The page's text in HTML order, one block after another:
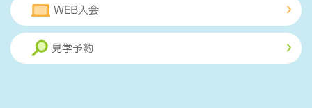
WEB入会
見学予約